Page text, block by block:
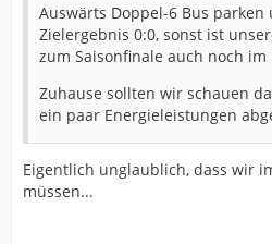
Auswärts Doppel-6 Bus parken
Zielergebnis 0:0, sonst ist
zum Saisonfinale auch noch im
Zuhause sollten wir schauen
ein paar Energieleistungen
Eigentlich unglaublich, dass wir
müssen...